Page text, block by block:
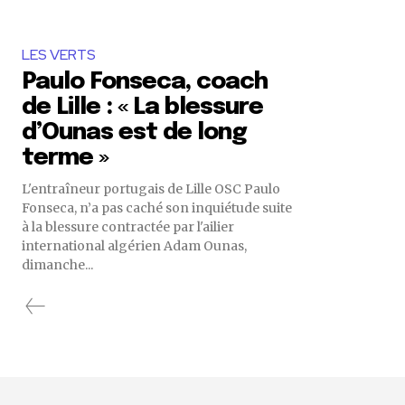
LES VERTS
Paulo Fonseca, coach
de Lille : « La blessure
d’Ounas est de long
terme »
L'entraîneur portugais de Lille OSC Paulo
Fonseca, n’a pas caché son inquiétude suite
à la blessure contractée par l'ailier
international algérien Adam Ounas,
dimanche...